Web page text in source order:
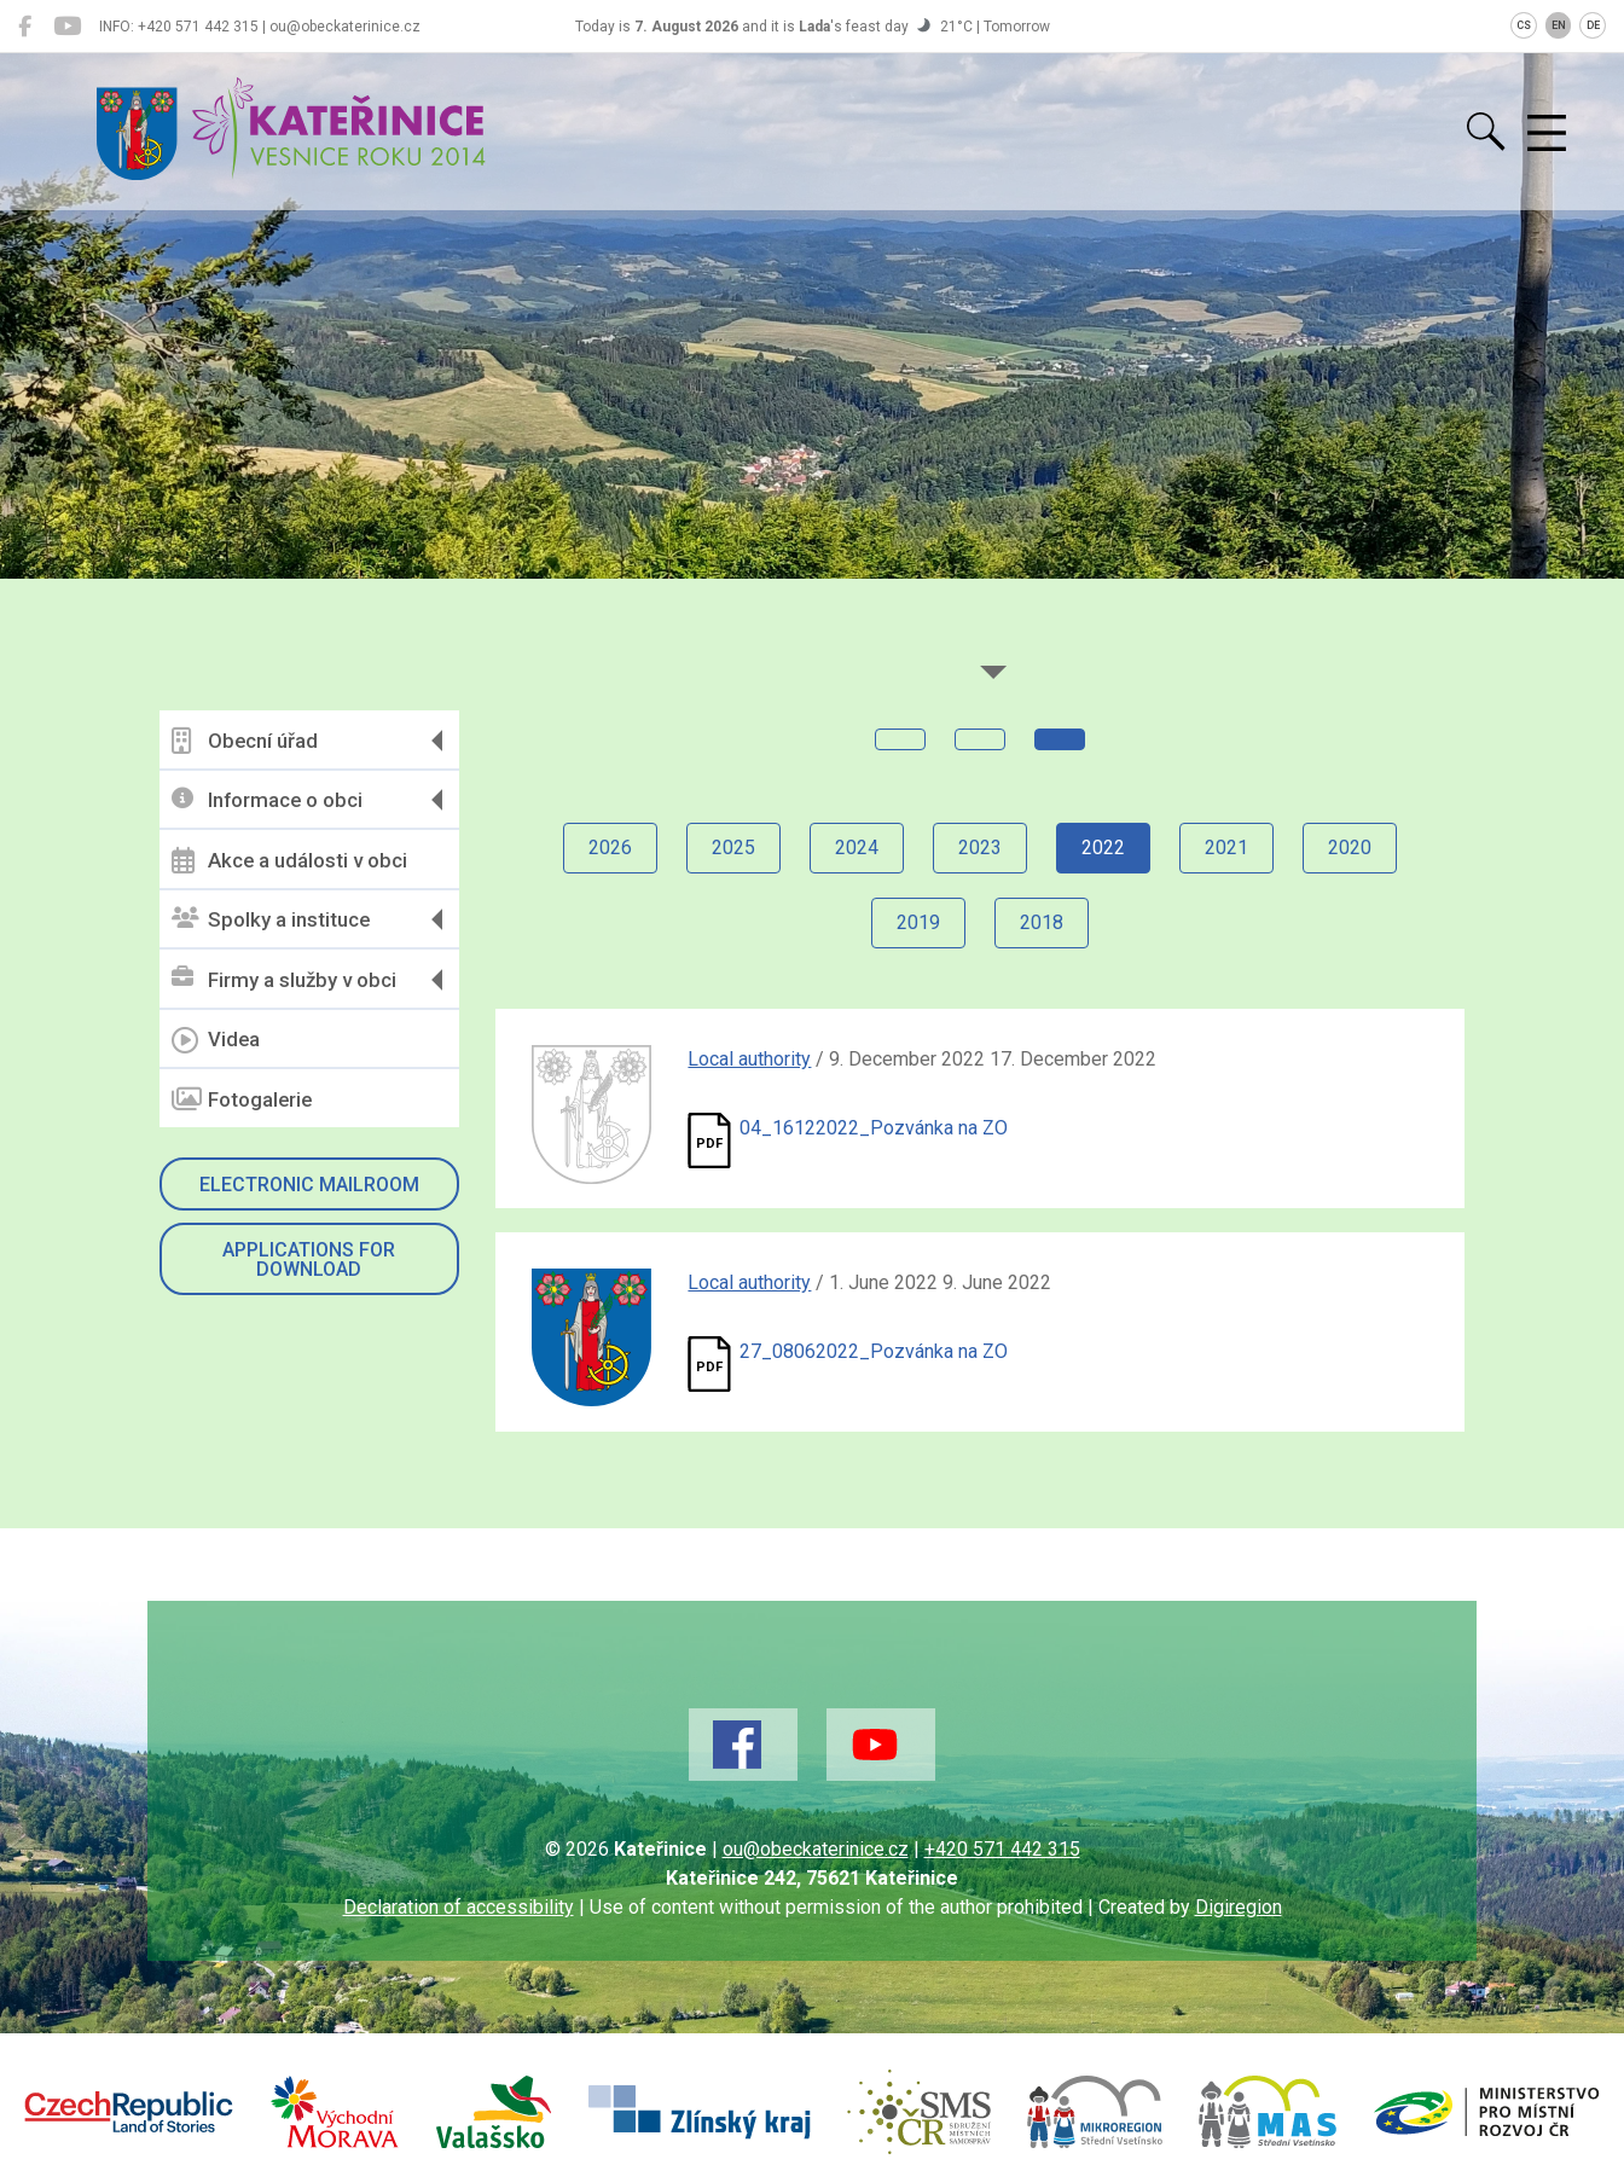
INFO: +420 571 442 315 | ou@obeckaterinice.cz Today is 7. August 2026and it is Lada's feast day 21°C | Tomorrow CS EN DE
Kateřinice
Obecní úřad
Informace o obci
Akce a události v obci
Spolky a instituce
Firmy a služby v obci
Videa
Fotogalerie
ELECTRONIC MAILROOM
APPLICATIONS FOR
DOWNLOAD
2026 2025 2024 2023 2022 2021 2020
2019 2018
Local authority / 9. December 2022 17. December 2022
04_16122022_Pozvánka na ZO
Local authority / 1. June 2022 9. June 2022
27_08062022_Pozvánka na ZO
© 2026Kateřinice|ou@obeckaterinice.cz|+420 571 442 315
Kateřinice 242, 75621 Kateřinice
Declaration of accessibility| Use of content without permission of the author prohibited | Created byDigiregion